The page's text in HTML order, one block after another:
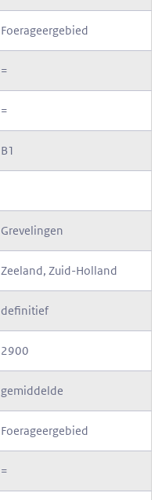
Foerageergebied
=
=
B1
Grevelingen
Zeeland, Zuid-Holland
definitief
2900
gemiddelde
Foerageergebied
=